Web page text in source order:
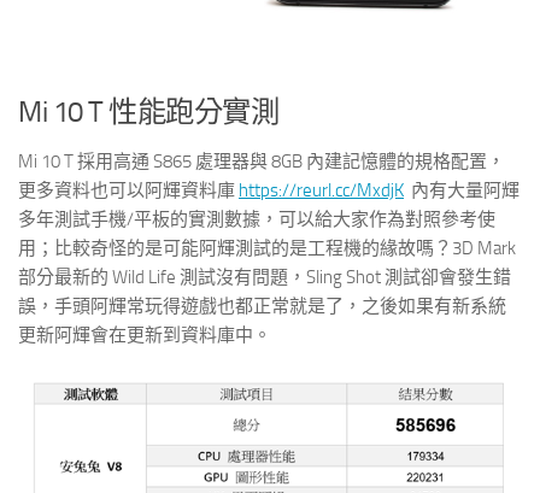
Mi 10 T 性能跑分實測
Mi 10 T 採用高通 S865 處理器與 8GB 內建記憶體的規格配置，
更多資料也可以阿輝資料庫 https://reurl.cc/MxdjK 內有大量阿輝
多年測試手機/平板的實測數據，可以給大家作為對照參考使
用；比較奇怪的是可能阿輝測試的是工程機的緣故嗎？3D Mark
部分最新的 Wild Life 測試沒有問題，Sling Shot 測試卻會發生錯
誤，手頭阿輝常玩得遊戲也都正常就是了，之後如果有新系統
更新阿輝會在更新到資料庫中。